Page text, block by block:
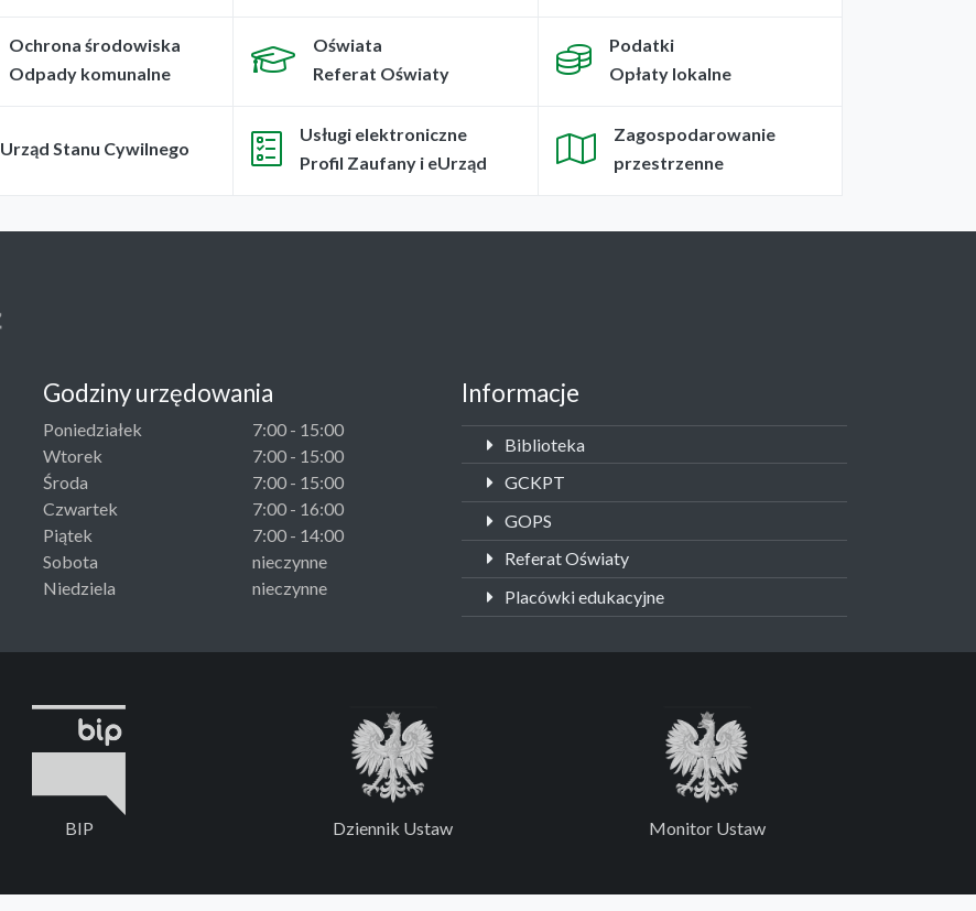
Ochrona środowiska
Odpady komunalne
Oświata
Referat Oświaty
Podatki
Opłaty lokalne
Urząd Stanu Cywilnego
Usługi elektroniczne
Profil Zaufany i eUrząd
Zagospodarowanie
przestrzenne
Godziny urzędowania
Poniedziałek
7:00 - 15:00
Wtorek
7:00 - 15:00
Środa
7:00 - 15:00
Czwartek
7:00 - 16:00
Piątek
7:00 - 14:00
Sobota
nieczynne
Niedziela
nieczynne
Informacje
Biblioteka
GCKPT
GOPS
Referat Oświaty
Placówki edukacyjne
BIP
Dziennik Ustaw Monitor Ustaw